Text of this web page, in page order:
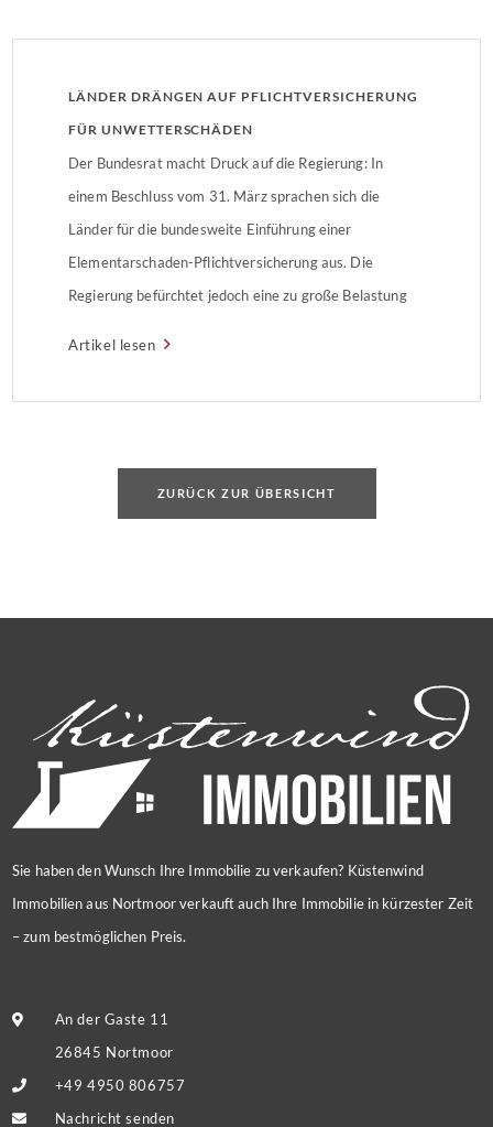
LÄNDER DRÄNGEN AUF PFLICHTVERSICHERUNG
FÜR UNWETTERSCHÄDEN
Der Bundesrat macht Druck auf die Regierung: In
einem Beschluss vom 31. März sprachen sich die
Länder für die bundesweite Einführung einer
Elementarschaden-Pflichtversicherung aus. Die
Regierung befürchtet jedoch eine zu große Belastung
Artikel lesen
ZURÜCK ZUR ÜBERSICHT
Sie haben den Wunsch Ihre Immobilie zu verkaufen? Küstenwind
Immobilien aus Nortmoor verkauft auch Ihre Immobilie in kürzester Zeit
– zum bestmöglichen Preis.
An der Gaste 11
26845 Nortmoor
+49 4950 806757
Nachricht senden